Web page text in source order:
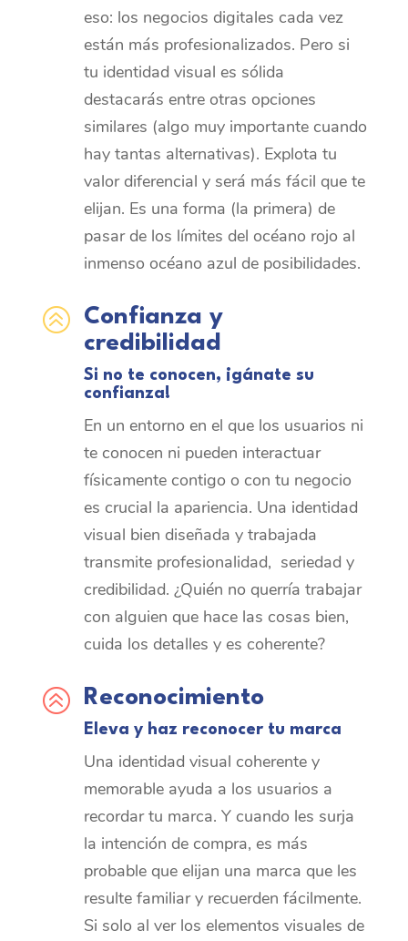
eso: los negocios digitales cada vez
están más profesionalizados. Pero si
tu identidad visual es sólida
destacarás entre otras opciones
similares (algo muy importante cuando
hay tantas alternativas). Explota tu
valor diferencial y será más fácil que te
elijan. Es una forma (la primera) de
pasar de los límites del océano rojo al
inmenso océano azul de posibilidades.
>
Confianza y
credibilidad
Si no te conocen, ¡gánate su
confianza!
En un entorno en el que los usuarios ni
te conocen ni pueden interactuar
físicamente contigo o con tu negocio
es crucial la apariencia. Una identidad
visual bien diseñada y trabajada
transmite profesionalidad, seriedad y
credibilidad. ¿Quién no querría trabajar
con alguien que hace las cosas bien,
cuida los detalles y es coherente?
> Reconocimiento
Eleva y haz reconocer tu marca
Una identidad visual coherente y
memorable ayuda a los usuarios a
recordar tu marca. Y cuando les surja
la intención de compra, es más
probable que elijan una marca que les
resulte familiar y recuerden fácilmente.
Si solo al ver los elementos visuales de